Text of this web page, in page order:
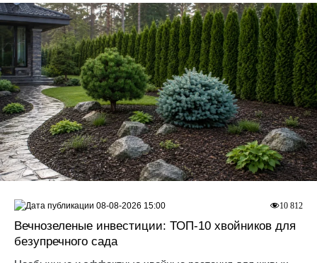
Вечнозеленые инвестиции: ТОП-10 хвойников для
безупречного сада
10 812
08-08-2026 15:00